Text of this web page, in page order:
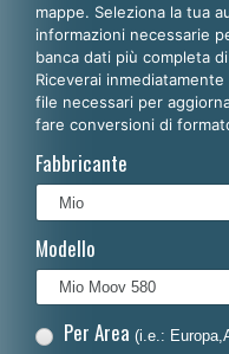
mappe. Seleziona la tua
informazioni necessarie
banca dati più completa
Riceverai
file necessari per
fare conversioni di
Fabbricante
Modello
Per Area (i.e.: